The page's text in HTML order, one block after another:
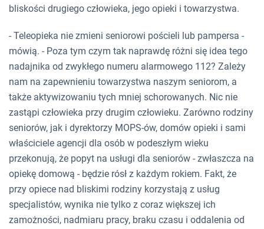
bliskości drugiego człowieka, jego opieki i towarzystwa.
- Teleopieka nie zmieni seniorowi pościeli lub pampersa -
mówią. - Poza tym czym tak naprawdę różni się idea tego
nadajnika od zwykłego numeru alarmowego 112? Zależy
nam na zapewnieniu towarzystwa naszym seniorom, a
także aktywizowaniu tych mniej schorowanych. Nic nie
zastąpi człowieka przy drugim człowieku. Zarówno rodziny
seniorów, jak i dyrektorzy MOPS-ów, domów opieki i sami
właściciele agencji dla osób w podeszłym wieku
przekonują, że popyt na usługi dla seniorów - zwłaszcza na
opiekę domową - będzie rósł z każdym rokiem. Fakt, że
przy opiece nad bliskimi rodziny korzystają z usług
specjalistów, wynika nie tylko z coraz większej ich
zamożności, nadmiaru pracy, braku czasu i oddalenia od